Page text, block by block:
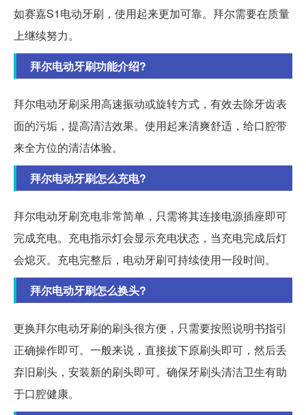
如赛嘉S1电动牙刷，使用起来更加可靠。拜尔需要在质量
上继续努力。
拜尔电动牙刷功能介绍?
拜尔电动牙刷采用高速振动或旋转方式，有效去除牙齿表
面的污垢，提高清洁效果。使用起来清爽舒适，给口腔带
来全方位的清洁体验。
拜尔电动牙刷怎么充电?
拜尔电动牙刷充电非常简单，只需将其连接电源插座即可
完成充电。充电指示灯会显示充电状态，当充电完成后灯
会熄灭。充电完整后，电动牙刷可持续使用一段时间。
拜尔电动牙刷怎么换头?
更换拜尔电动牙刷的刷头很方便，只需要按照说明书指引
正确操作即可。一般来说，直接拔下原刷头即可，然后丢
弃旧刷头，安装新的刷头即可。确保牙刷头清洁卫生有助
于口腔健康。